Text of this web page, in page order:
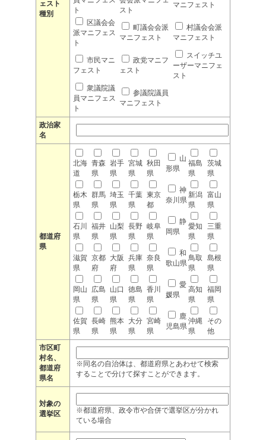
ェスト
種別
ト
スト
マニフェスト
区議会会
派マニフェス
ト
町議会会派
マニフェスト
村議会会派
マニフェスト
市民マニ
フェスト
政党マニフ
ェスト
スイッチユ
ーザーマニフェ
スト
衆議院議
員マニフェス
ト
参議院議員
マニフェスト
政治家
名
都道府
県
北海
道
青森
県
岩手
県
宮城
県
秋田
県
山
形県
福島
県
茨城
県
栃木
県
群馬
県
埼玉
県
千葉
県
東京
都
神
奈川県
新潟
県
富山
県
石川
県
福井
県
山梨
県
長野
県
岐阜
県
静
岡県
愛知
県
三重
県
滋賀
県
京都
府
大阪
府
兵庫
県
奈良
県
和
歌山県
鳥取
県
島根
県
岡山
県
広島
県
山口
県
徳島
県
香川
県
愛
媛県
高知
県
福岡
県
佐賀
県
長崎
県
熊本
県
大分
県
宮崎
県
鹿
児島県
沖縄
県
その
他
市区町
村名、
都道府
県名
※同名の自治体は、都道府県とあわせて検索
することで分けて探すことができます。
対象の
選挙区
※都道府県、政令市や合併で選挙区が分かれ
ている場合